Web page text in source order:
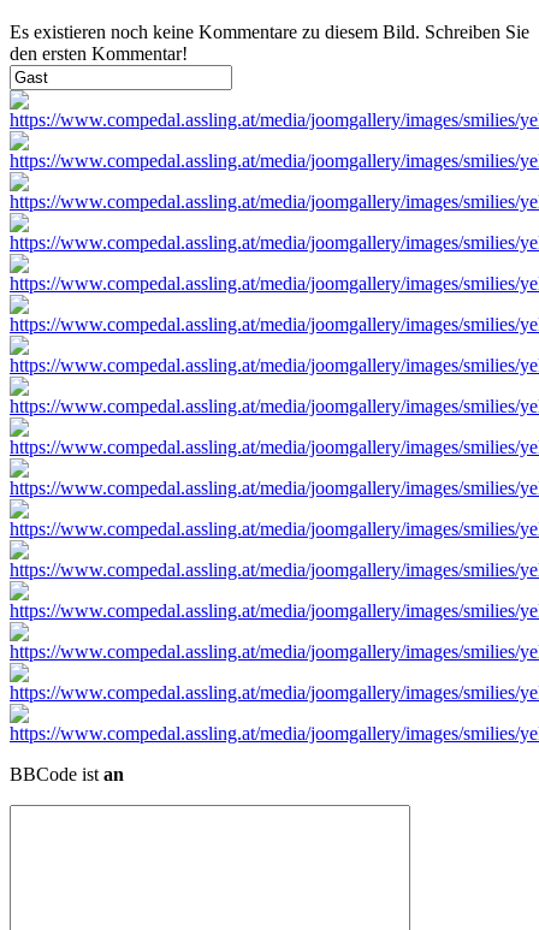
Es existieren noch keine Kommentare zu diesem Bild. Schreiben Sie
den ersten Kommentar!
BBCode ist an